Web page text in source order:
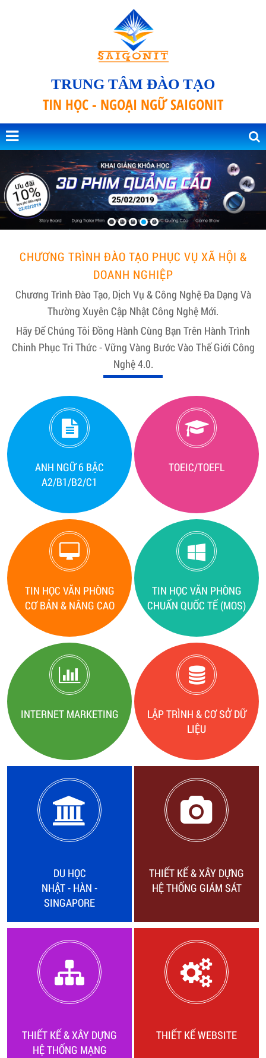
TRUNG TÂM ĐÀO TẠO
TIN HỌC - NGOẠI NGỮ SAIGONIT
CHƯƠNG TRÌNH ĐÀO TẠO PHỤC VỤ XÃ HỘI &
DOANH NGHIỆP
Chương Trình Đào Tạo, Dịch Vụ & Công Nghệ Đa Dạng Và
Thường Xuyên Cập Nhật Công Nghệ Mới.
Hãy Để Chúng Tôi Đồng Hành Cùng Bạn Trên Hành Trình
Chinh Phục Tri Thức - Vững Vàng Bước Vào Thế Giới Công
Nghệ 4.0.
ANH NGỮ 6 BẬC
A2/B1/B2/C1
TOEIC/TOEFL
TIN HỌC VĂN PHÒNG
CƠ BẢN & NÂNG CAO
TIN HỌC VĂN PHÒNG
CHUẨN QUỐC TẾ (MOS)
INTERNET MARKETING
LẬP TRÌNH & CƠ SỞ DỮ
LIỆU
DU HỌC
NHẬT - HÀN -
SINGAPORE
THIẾT KẾ & XÂY DỰNG
HỆ THỐNG GIÁM SÁT
THIẾT KẾ & XÂY DỰNG
HỆ THỐNG MẠNG
THIẾT KẾ WEBSITE